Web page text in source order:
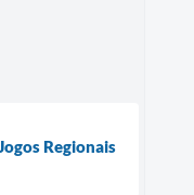
Regionais